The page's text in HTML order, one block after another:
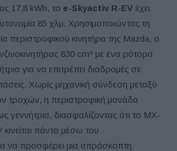
17,8 kWh, το e-Skyactiv R-EV έχει
85 χλμ. Χρησιμοποιώντας τη
περιστροφικού κινητήρα της Mazda, ο
830 cm³ με ένα ρότορα
για να επιτρέπει διαδρομές σε
Χωρίς μηχανική σύνδεση μεταξύ
τροχών, η περιστροφική μονάδα
γεννήτρια, διασφαλίζοντας ότι το MX-
πάντα μέσω του
να προσφέρει μια απρόσκοπτη